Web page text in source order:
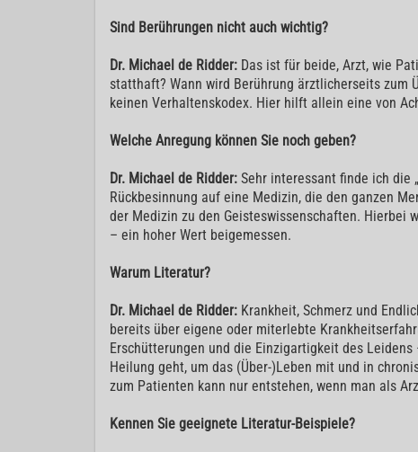
Sind Berührungen nicht auch wichtig?
Dr. Michael de Ridder: Das ist für beide, Arzt, wie
statthaft? Wann wird Berührung ärztlicherseits zum
keinen Verhaltenskodex. Hier hilft allein eine von
Welche Anregung können Sie noch geben?
Dr. Michael de Ridder: Sehr interessant finde ich die
Rückbesinnung auf eine Medizin, die den ganzen
der Medizin zu den Geisteswissenschaften. Hierbei
– ein hoher Wert beigemessen.
Warum Literatur?
Dr. Michael de Ridder: Krankheit, Schmerz und
bereits über eigene oder miterlebte
Erschütterungen und die Einzigartigkeit des
Heilung geht, um das (Über-)Leben mit und in
zum Patienten kann nur entstehen, wenn man als
Kennen Sie geeignete Literatur-Beispiele?